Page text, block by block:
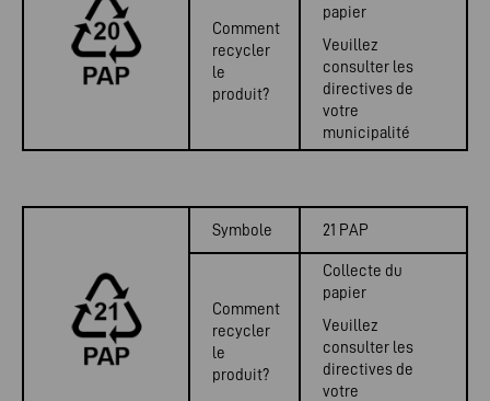
Comment
recycler
le
produit?
papier
Veuillez
consulter les
directives de
votre
municipalité
Symbole 21 PAP
Comment
recycler
le
produit?
Collecte du
papier
Veuillez
consulter les
directives de
votre